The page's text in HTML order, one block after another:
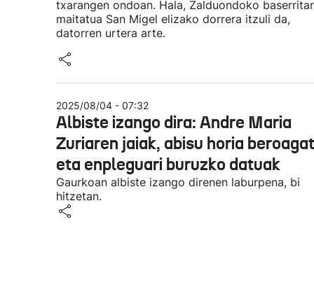
txarangen ondoan. Hala, Zalduondoko baserritar
maitatua San Migel elizako dorrera itzuli da,
datorren urtera arte.
2025/08/04 - 07:32
Albiste izango dira: Andre Maria
Zuriaren jaiak, abisu horia
eta enpleguari buruzko datuak
Gaurkoan albiste izango direnen laburpena, bi
hitzetan.